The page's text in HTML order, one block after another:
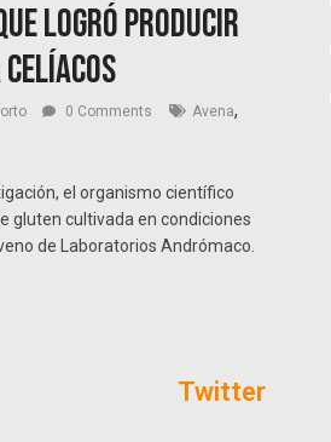
logró producir
celíacos
0 Comments Avena,
el organismo científico
gluten cultivada en condiciones
de Laboratorios Andrómaco.
Twitter